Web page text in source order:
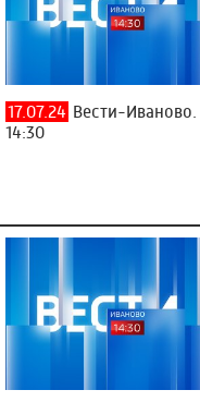
17.07.24 Вести-Иваново.
14:30